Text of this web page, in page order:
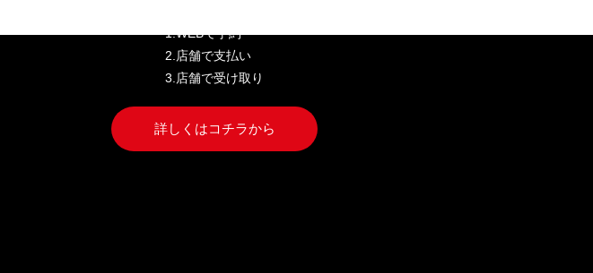
1.WEBで予約
2.店舗で支払い
3.店舗で受け取り
詳しくはコチラから